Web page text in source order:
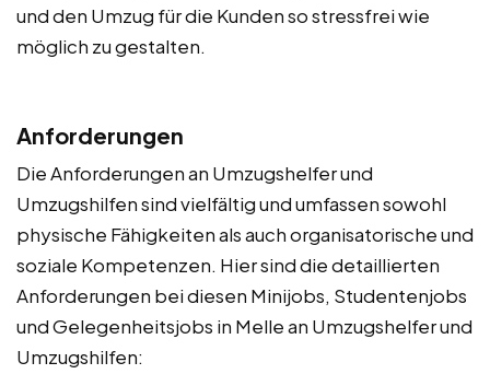
und den Umzug für die Kunden so stressfrei wie
möglich zu gestalten.
Anforderungen
Die Anforderungen an Umzugshelfer und
Umzugshilfen sind vielfältig und umfassen sowohl
physische Fähigkeiten als auch organisatorische und
soziale Kompetenzen. Hier sind die detaillierten
Anforderungen bei diesen Minijobs, Studentenjobs
und Gelegenheitsjobs in Melle an Umzugshelfer und
Umzugshilfen: